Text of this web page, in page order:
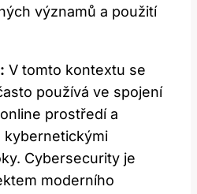
významů a použití
V tomto kontextu se
používá ve​ spojení
​prostředí a
kybernetickými
‍Cybersecurity je
moderního